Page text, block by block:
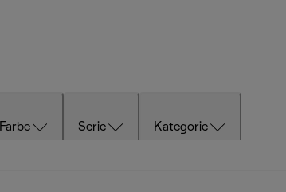
Farbe Serie Kategorie